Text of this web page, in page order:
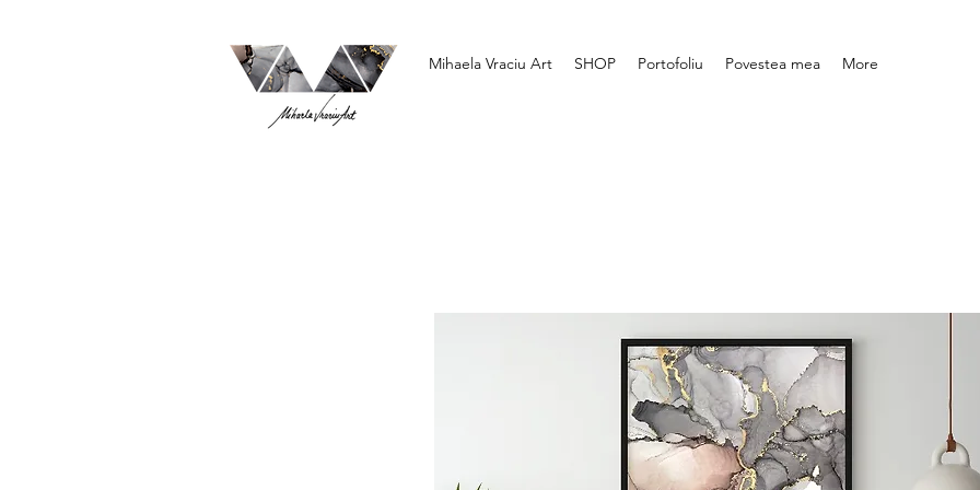
Mihaela Vraciu Art SHOP Portofoliu Povestea mea More